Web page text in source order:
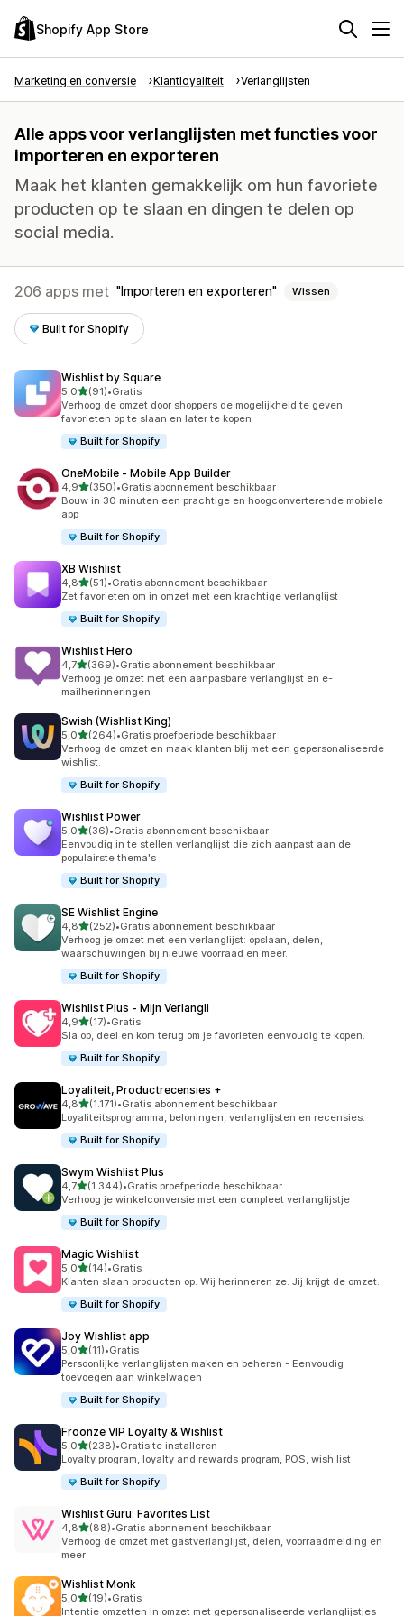
Shopify App Store
Marketing en conversie Klantloyaliteit Verlanglijsten
Alle apps voor verlanglijsten met functies voor
importeren en exporteren
Maak het klanten gemakkelijk om hun favoriete
producten op te slaan en dingen te delen op
social media.
206 apps met Importeren en exporteren Wissen
Built for Shopify
Wishlist by Square
5,0van 5 sterren
(91)
91 recensies in totaal
•Gratis
Verhoog de omzet door shoppers de mogelijkheid te geven
favorieten op te slaan en later te kopen
Built for Shopify
OneMobile ‑ Mobile App Builder
4,9van 5 sterren
(350)
350 recensies in totaal
•Gratis abonnement beschikbaar
Bouw in 30 minuten een prachtige en hoogconverterende mobiele
app
Built for Shopify
XB Wishlist
4,8van 5 sterren
(51)
51 recensies in totaal
•Gratis abonnement beschikbaar
Zet favorieten om in omzet met een krachtige verlanglijst
Built for Shopify
Wishlist Hero
4,7van 5 sterren
(369)
369 recensies in totaal
•Gratis abonnement beschikbaar
Verhoog je omzet met een aanpasbare verlanglijst en e-
mailherinneringen
Swish (Wishlist King)
5,0van 5 sterren
(264)
264 recensies in totaal
•Gratis proefperiode beschikbaar
Verhoog de omzet en maak klanten blij met een gepersonaliseerde
wishlist.
Built for Shopify
Wishlist Power
5,0van 5 sterren
(36)
36 recensies in totaal
•Gratis abonnement beschikbaar
Eenvoudig in te stellen verlanglijst die zich aanpast aan de
populairste thema's
Built for Shopify
SE Wishlist Engine
4,8van 5 sterren
(252)
252 recensies in totaal
•Gratis abonnement beschikbaar
Verhoog je omzet met een verlanglijst: opslaan, delen,
waarschuwingen bij nieuwe voorraad en meer.
Built for Shopify
Wishlist Plus ‑ Mijn Verlangli
4,9van 5 sterren
(17)
17 recensies in totaal
•Gratis
Sla op, deel en kom terug om je favorieten eenvoudig te kopen.
Built for Shopify
Loyaliteit, Productrecensies +
4,8van 5 sterren
(1.171)
1171 recensies in totaal
•Gratis abonnement beschikbaar
Loyaliteitsprogramma, beloningen, verlanglijsten en recensies.
Built for Shopify
Swym Wishlist Plus
4,7van 5 sterren
(1.344)
1344 recensies in totaal
•Gratis proefperiode beschikbaar
Verhoog je winkelconversie met een compleet verlanglijstje
Built for Shopify
Magic Wishlist
5,0van 5 sterren
(14)
14 recensies in totaal
•Gratis
Klanten slaan producten op. Wij herinneren ze. Jij krijgt de omzet.
Built for Shopify
Joy Wishlist app
5,0van 5 sterren
(11)
11 recensies in totaal
•Gratis
Persoonlijke verlanglijsten maken en beheren - Eenvoudig
toevoegen aan winkelwagen
Built for Shopify
Froonze VIP Loyalty & Wishlist
5,0van 5 sterren
(238)
238 recensies in totaal
•Gratis te installeren
Loyalty program, loyalty and rewards program, POS, wish list
Built for Shopify
Wishlist Guru: Favorites List
4,8van 5 sterren
(88)
88 recensies in totaal
•Gratis abonnement beschikbaar
Verhoog de omzet met gastverlanglijst, delen, voorraadmelding en
meer
Wishlist Monk
5,0van 5 sterren
(19)
19 recensies in totaal
•Gratis
Intentie omzetten in omzet met gepersonaliseerde verlanglijstjes